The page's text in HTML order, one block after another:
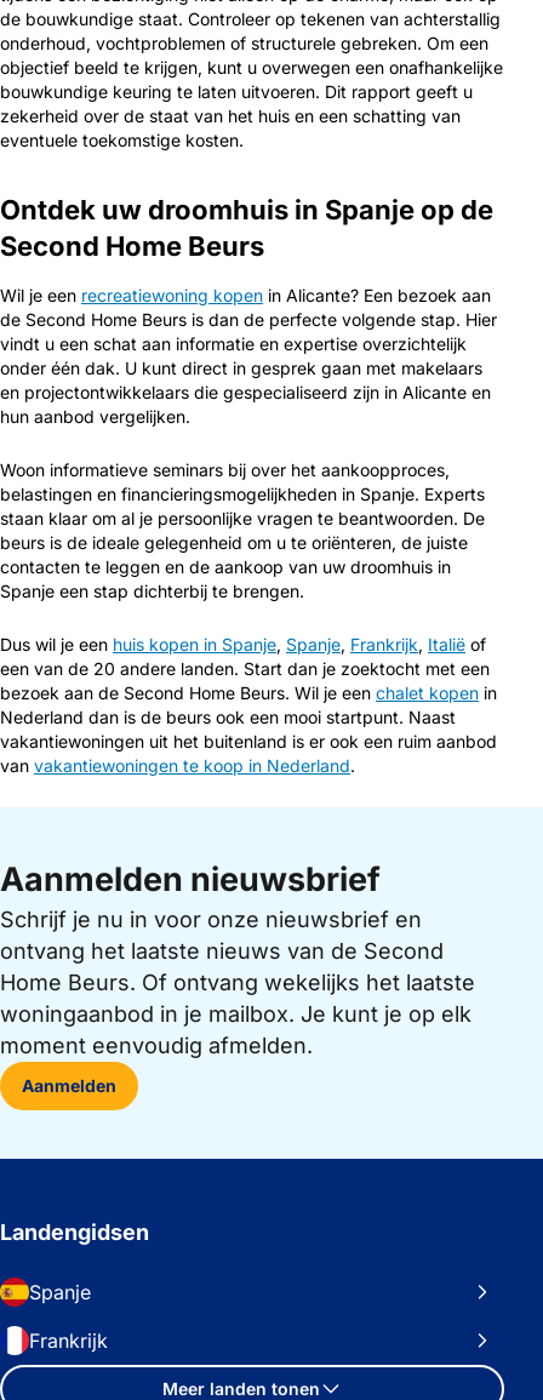
de bouwkundige staat. Controleer op tekenen van achterstallig
onderhoud, vochtproblemen of structurele gebreken. Om een
objectief beeld te krijgen, kunt u overwegen een onafhankelijke
bouwkundige keuring te laten uitvoeren. Dit rapport geeft u
zekerheid over de staat van het huis en een schatting van
eventuele toekomstige kosten.
Ontdek uw droomhuis in Spanje op de
Second Home Beurs
Wil je een recreatiewoning kopen in Alicante? Een bezoek aan
de Second Home Beurs is dan de perfecte volgende stap. Hier
vindt u een schat aan informatie en expertise overzichtelijk
onder één dak. U kunt direct in gesprek gaan met makelaars
en projectontwikkelaars die gespecialiseerd zijn in Alicante en
hun aanbod vergelijken.
Woon informatieve seminars bij over het aankoopproces,
belastingen en financieringsmogelijkheden in Spanje. Experts
staan klaar om al je persoonlijke vragen te beantwoorden. De
beurs is de ideale gelegenheid om u te oriënteren, de juiste
contacten te leggen en de aankoop van uw droomhuis in
Spanje een stap dichterbij te brengen.
Dus wil je een huis kopen in Spanje, Spanje, Frankrijk, Italië of
een van de 20 andere landen. Start dan je zoektocht met een
bezoek aan de Second Home Beurs. Wil je een chalet kopen in
Nederland dan is de beurs ook een mooi startpunt. Naast
vakantiewoningen uit het buitenland is er ook een ruim aanbod
van vakantiewoningen te koop in Nederland.
Aanmelden nieuwsbrief
Schrijf je nu in voor onze nieuwsbrief en
ontvang het laatste nieuws van de Second
Home Beurs. Of ontvang wekelijks het laatste
woningaanbod in je mailbox. Je kunt je op elk
moment eenvoudig afmelden.
Aanmelden
Landengidsen
Spanje
Frankrijk
Meer landen tonen